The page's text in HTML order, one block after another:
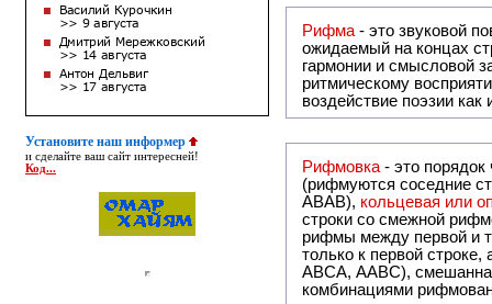
Установите наш информер
и сделайте ваш сайт интересней!
Код...
Рифма - это звуковой повтор, традиционно используемый в поэзии и, как
ожидаемый на концах
гармонии и смысловой
ритмическому
воздействие поэзии
Рифмовка - это
(рифмуются соседние
ABAB), кольцевая или
строки со смежной
рифмы между первой и
только к первой
ABCA, AABC), смешанная или вольная рифмовка (рифмовка в сложных строфах с различными
комбинациями